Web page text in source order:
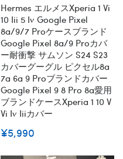
Hermes エルメスxperia 1 Vi
10 Iii 5 Iv Google Pixel
8a/9/7 Proケースブランド
Google Pixel 8a/9 Proカバ
ー耐衝撃 サムソン S24 S23
カバーグーグル ピクセル8a
7a 6a 9 Proブランドカバー
Google Pixel 9 8 Pro 8a愛用
ブランドケースxperia 1 10 V
Vi Iv Iiiカバー
¥5,990